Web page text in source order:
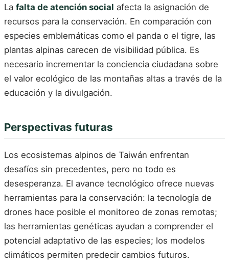
La falta de atención social afecta la asignación de
recursos para la conservación. En comparación con
especies emblemáticas como el panda o el tigre, las
plantas alpinas carecen de visibilidad pública. Es
necesario incrementar la conciencia ciudadana sobre
el valor ecológico de las montañas altas a través de la
educación y la divulgación.
Perspectivas futuras
Los ecosistemas alpinos de Taiwán enfrentan
desafíos sin precedentes, pero no todo es
desesperanza. El avance tecnológico ofrece nuevas
herramientas para la conservación: la tecnología de
drones hace posible el monitoreo de zonas remotas;
las herramientas genéticas ayudan a comprender el
potencial adaptativo de las especies; los modelos
climáticos permiten predecir cambios futuros.